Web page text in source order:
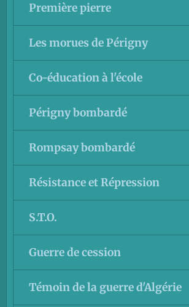
Première pierre
Les morues de Périgny
Co-éducation à l'école
Périgny bombardé
Rompsay bombardé
Résistance et Répression
S.T.O.
Guerre de cession
Témoin de la guerre d'Algérie